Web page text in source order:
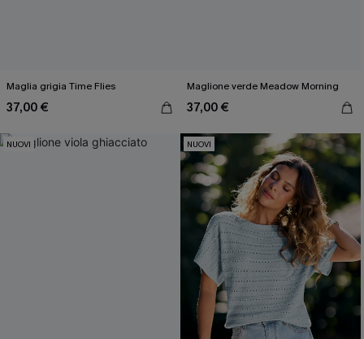
Maglia grigia Time Flies
37,00 €
Maglione verde Meadow Morning
37,00 €
NUOVI NUOVI